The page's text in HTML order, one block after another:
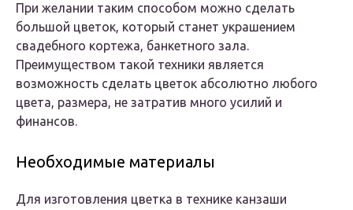
При желании таким способом можно сделать
большой цветок, который станет украшением
свадебного кортежа, банкетного зала.
Преимуществом такой техники является
возможность сделать цветок абсолютно любого
цвета, размера, не затратив много усилий и
финансов.
Необходимые материалы
Для изготовления цветка в технике канзаши